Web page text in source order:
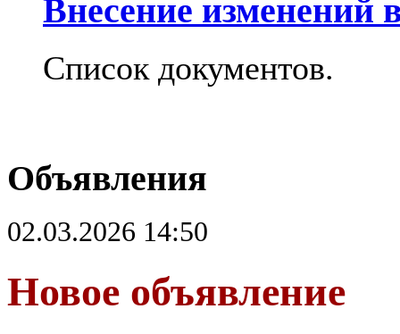
Внесение изменений
Список документов.
Объявления
02.03.2026 14:50
Новое объявление